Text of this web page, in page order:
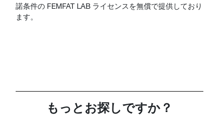
諾条件の FEMFAT LAB ライセンスを無償で提供しており
ます。
もっとお探しですか？